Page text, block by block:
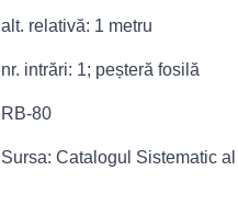
alt. relativă: 1 metru
nr. intrări: 1; peșteră fosilă
RB-80
Sursa: Catalogul Sistematic